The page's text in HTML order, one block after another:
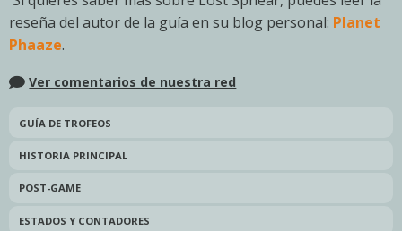
reseña del autor de la guía en su blog personal: Planet
Phaaze.
Ver comentarios de nuestra red
GUÍA DE TROFEOS
HISTORIA PRINCIPAL
POST-GAME
ESTADOS Y CONTADORES